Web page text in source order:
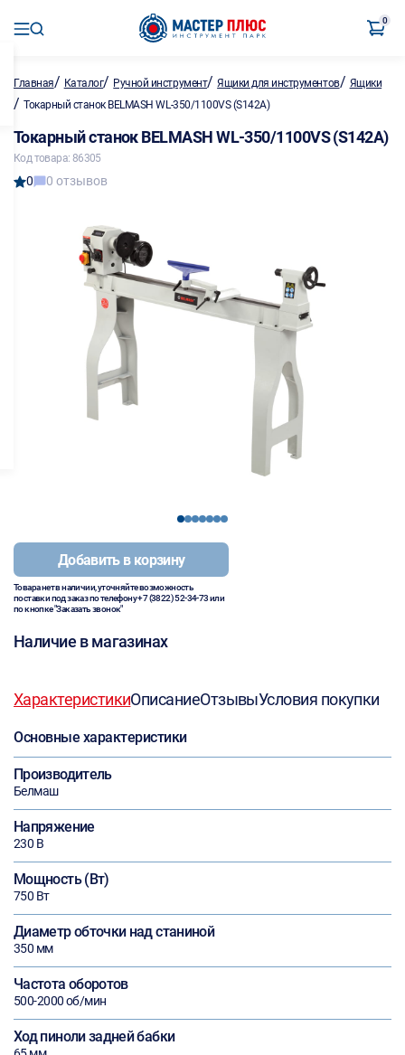
0
Главная/ Каталог/ Ручной инструмент/Ящики для инструментов/ Ящики
/ Токарный станок BELMASH WL-350/1100VS (S142A)
Токарный станок BELMASH WL-350/1100VS (S142A)
Код товара: 86305
0 0 отзывов
1234567
Добавить в корзину
Товара нет в наличии, уточняйте возможность
поставки под заказ по телефону+7 (3822) 52-34-73или
по кнопке "Заказать звонок"
Наличие в магазинах
ХарактеристикиОписаниеОтзывыУсловия покупки
Основные характеристики
Производитель
Белмаш
Напряжение
230 В
Мощность (Вт)
750 Вт
Диаметр обточки над станиной
350 мм
Частота оборотов
500-2000 об/мин
Ход пиноли задней бабки